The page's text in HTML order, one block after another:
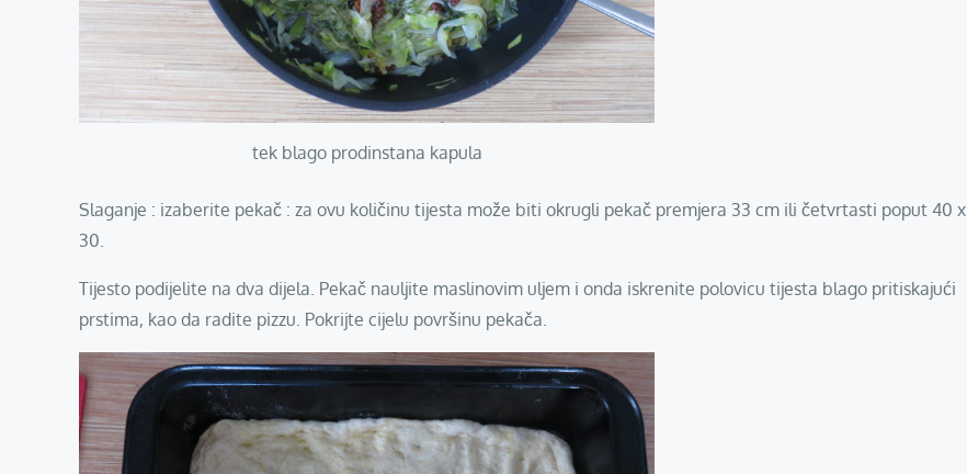
tek blago prodinstana kapula
Slaganje : izaberite pekač : za ovu količinu tijesta može biti okrugli pekač premjera 33 cm ili četvrtasti poput 40 x
30.
Tijesto podijelite na dva dijela. Pekač nauljite maslinovim uljem i onda iskrenite polovicu tijesta blago pritiskajući
prstima, kao da radite pizzu. Pokrijte cijelu površinu pekača.